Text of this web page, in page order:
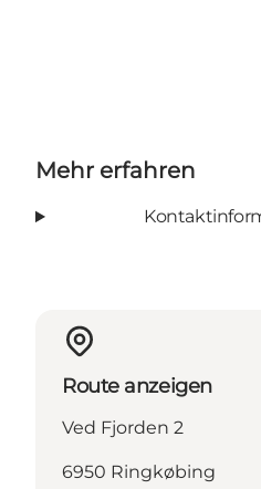
Mehr erfahren
Route anzeigen
Ved Fjorden 2
6950 Ringkøbing